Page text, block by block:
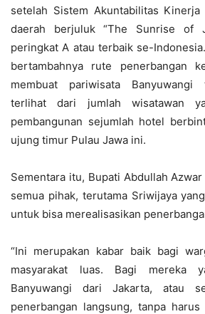
setelah Sistem Akuntabilitas Kinerja
daerah berjuluk “The Sunrise of
peringkat A atau terbaik se-
bertambahnya rute penerbangan
membuat pariwisata Banyuwangi
terlihat dari jumlah wisatawan
pembangunan sejumlah hotel
ujung timur Pulau Jawa ini.
Sementara itu, Bupati Abdullah
semua pihak, terutama Sriwijaya
untuk bisa merealisasikan
“Ini merupakan kabar baik bagi
masyarakat luas. Bagi mereka
Banyuwangi dari Jakarta, atau
penerbangan langsung, tanpa